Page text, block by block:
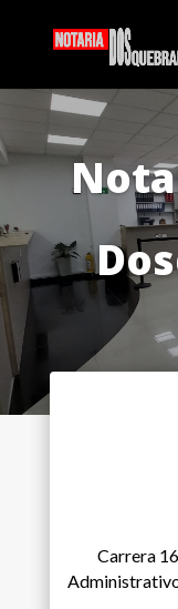
Carrera